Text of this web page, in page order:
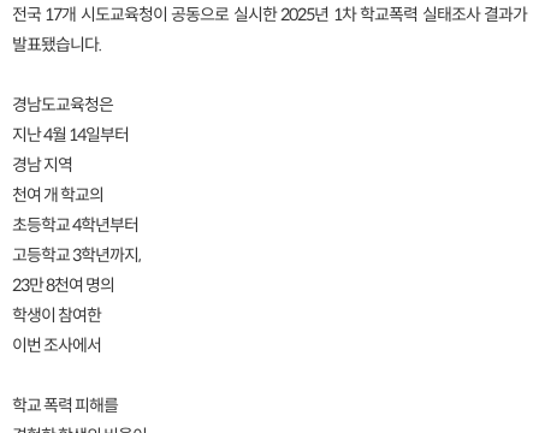
전국 17개 시도교육청이 공동으로 실시한 2025년 1차 학교폭력 실태조사 결과가
발표됐습니다.
경남도교육청은
지난 4월 14일부터
경남 지역
천여 개 학교의
초등학교 4학년부터
고등학교 3학년까지,
23만 8천여 명의
학생이 참여한
이번 조사에서
학교 폭력 피해를